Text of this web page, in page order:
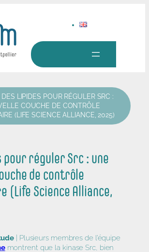
DES LIPIDES POUR RÉGULER SRC :
COUCHE DE CONTRÔLE
(LIFE SCIENCE ALLIANCE, 2025)
pour réguler Src : une
de contrôle
(Life Science Alliance,
| Plusieurs membres de l’équipe
montrent que la kinase Src, bien